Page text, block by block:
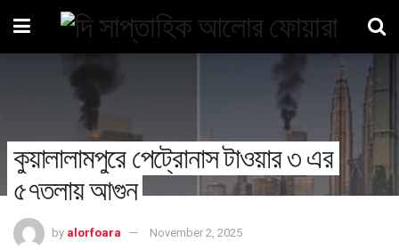
কুয়ালালামপুরে পেট্রোনাস টাওয়ার ৩ এর
৫৭তলায় আগুন
by alorfoara November 2, 2025